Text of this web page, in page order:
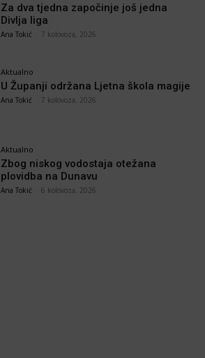
Za dva tjedna započinje još jedna
Divlja liga
Ana Tokić 7 kolovoza, 2026
Aktualno
U Županji održana Ljetna škola magije
Ana Tokić 7 kolovoza, 2026
Aktualno
Zbog niskog vodostaja otežana
plovidba na Dunavu
Ana Tokić 6 kolovoza, 2026